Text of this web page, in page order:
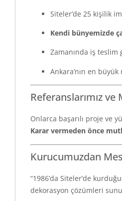
Siteler’de 25 kişilik
Kendi bünyemizde
Zamanında iş teslim
Ankara’nın en
Referanslarımız
Onlarca başarılı proje ve
Karar vermeden önce
Kurucumuzdan
“1986’da Siteler’de
dekorasyon çözümleri